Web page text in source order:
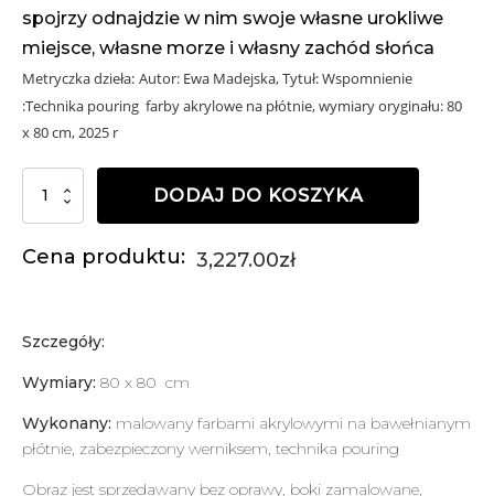
spojrzy odnajdzie w nim swoje własne urokliwe
miejsce, własne morze i własny zachód słońca
Metryczka dzieła: Autor: Ewa Madejska, Tytuł: Wspomnienie
:Technika pouring farby akrylowe na płótnie, wymiary oryginału: 80
x 80 cm, 2025 r
Obraz
DODAJ DO KOSZYKA
Cena produktu: 3,227.00zł
Szczegóły:
Wymiary: 80 x 80 cm
Wykonany: malowany farbami akrylowymi na bawełnianym
płótnie, zabezpieczony werniksem, technika pouring
Obraz jest sprzedawany bez oprawy, boki zamalowane,